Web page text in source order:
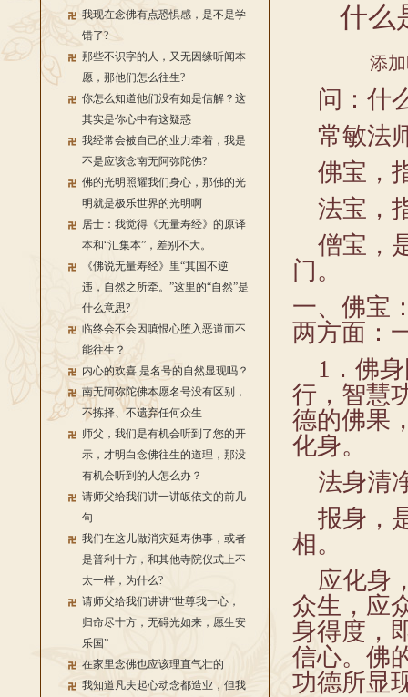
我现在念佛有点恐惧感，是不是学
错了?
那些不识字的人，又无因缘听闻本
愿，那他们怎么往生?
你怎么知道他们没有如是信解？这
其实是你心中有这疑惑
我经常会被自己的业力牵着，我是
不是应该念南无阿弥陀佛?
佛的光明照耀我们身心，那佛的光
明就是极乐世界的光明啊
居士：我觉得《无量寿经》的原译
本和“汇集本”，差别不大。
《佛说无量寿经》里“其国不逆
违，自然之所牵。”这里的“自然”是
什么意思?
临终会不会因嗔恨心堕入恶道而不
能往生？
内心的欢喜 是名号的自然显现吗？
南无阿弥陀佛本愿名号没有区别，
不拣择、不遗弃任何众生
师父，我们是有机会听到了您的开
示，才明白念佛往生的道理，那没
有机会听到的人怎么办？
请师父给我们讲一讲皈依文的前几
句
我们在这儿做消灾延寿佛事，或者
是普利十方，和其他寺院仪式上不
太一样，为什么?
请师父给我们讲讲“世尊我一心，
归命尽十方，无碍光如来，愿生安
乐国”
在家里念佛也应该理直气壮的
我知道凡夫起心动念都造业，但我
什么
添
问：什
常敏法
佛宝，
法宝，
僧宝，
门。
一、佛宝
两方面：
1．佛身
行，智慧
德的佛果
化身。
法身清
报身，
相。
应化身
众生，应
身得度，
信心。佛
功德所显